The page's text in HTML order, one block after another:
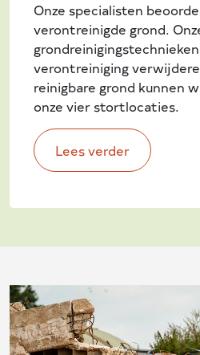
Onze specialisten
verontreinigde grond.
verontreiniging
reinigbare grond kunnen
onze vier stortlocaties.
Lees verder